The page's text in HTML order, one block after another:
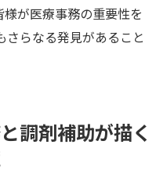
が医療事務の重要性を
らなる発見があること
調剤補助が描く